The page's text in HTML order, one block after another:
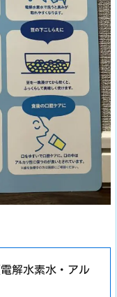
解水素水・アル